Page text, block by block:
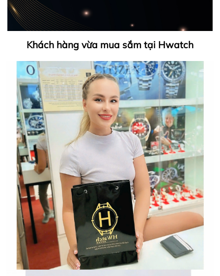
Khách hàng vừa mua sắm tại Hwatch